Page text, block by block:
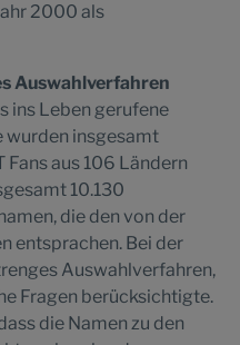
2000 als
Auswahlverfahren
ins Leben gerufene
wurden insgesamt
Fans aus 106 Ländern
10.130
die den von der
entsprachen. Bei der
Auswahlverfahren,
Fragen berücksichtigte.
die Namen zu den